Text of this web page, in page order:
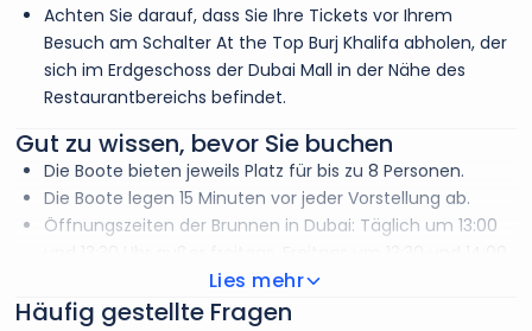
Welt und bestaunen Sie eine Vielzahl von Wassertieren, von
Krokodilen bis hin zu Bullenhaien. Erkunden Sie in den
Unterwassertunneln drei verschiedene Ökosysteme.
Achten Sie darauf, dass Sie Ihre Tickets vor Ihrem
Besuch am Schalter At the Top Burj Khalifa abholen, der
sich im Erdgeschoss der Dubai Mall in der Nähe des
Restaurantbereichs befindet.
Gut zu wissen, bevor Sie buchen
Die Boote bieten jeweils Platz für bis zu 8 Personen.
Die Boote legen 15 Minuten vor jeder Vorstellung ab.
Öffnungszeiten der Brunnen in Dubai: Täglich um 13:00
Abendshows: Täglich von 18:00 bis 23:00 Uhr, alle 30
Lies mehr
Häufig gestellte Fragen